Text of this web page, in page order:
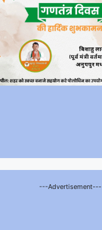
---Advertisement---